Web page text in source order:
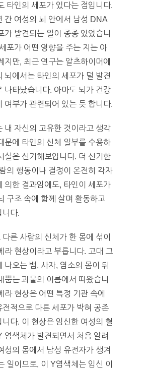
타인의 세포가 있다는 점입니다.
간 여성의 뇌 안에서 남성 DNA
가 발견되는 일이 종종 있었습니
포가 어떤 영향을 주는 지는 아
지만, 최근 연구는 알츠하이머에
뇌에서는 타인의 세포가 덜 발견
나타났습니다. 아마도 뇌가 건강
여부가 관련되어 있는 듯 합니다.
내 자신의 고유한 것이라고 생각
문에 타인의 신체 일부를 수용하
실은 신기해보입니다. 더 신기한
의 행동이나 결정이 온전히 각자
의한 결과임에도, 타인이 세포가
구조 속에 함께 살며 활동하고
니다.
른 사람의 신체가 한 몸에 섞이
라 현상이라고 부릅니다. 고대 그
나오는 뱀, 사자, 염소의 몸이 뒤
뿜는 괴물의 이름에서 따왔습니
라 현상은 어떤 특정 기관 속에
전적으로 다른 세포가 박혀 공존
니다. 이 현상은 임신한 여성의 혈
염색체가 발견되면서 처음 알려
성의 몸에서 남성 유전자가 생겨
일이므로, 이 Y염색체는 임신 이